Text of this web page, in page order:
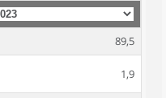
89,5
1,9